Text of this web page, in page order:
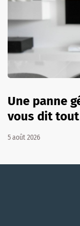
Une panne
vous dit tout
5 août 2026